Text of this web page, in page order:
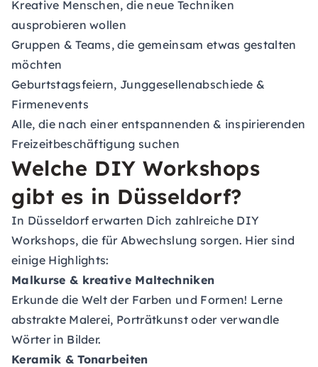
Kreative Menschen, die neue Techniken
ausprobieren wollen
Gruppen & Teams, die gemeinsam etwas gestalten
möchten
Geburtstagsfeiern, Junggesellenabschiede &
Firmenevents
Alle, die nach einer entspannenden & inspirierenden
Freizeitbeschäftigung suchen
Welche DIY Workshops
gibt es in Düsseldorf?
In Düsseldorf erwarten Dich zahlreiche DIY
Workshops, die für Abwechslung sorgen. Hier sind
einige Highlights:
Malkurse & kreative Maltechniken
Erkunde die Welt der Farben und Formen! Lerne
abstrakte Malerei, Porträtkunst oder verwandle
Wörter in Bilder.
Keramik & Tonarbeiten